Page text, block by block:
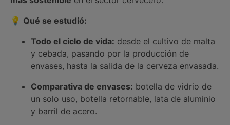
💡 Qué se estudió:
Todo el ciclo de vida: desde el cultivo de malta
y cebada, pasando por la producción de
envases, hasta la salida de la cerveza envasada.
Comparativa de envases: botella de vidrio de
un solo uso, botella retornable, lata de aluminio
y barril de acero.